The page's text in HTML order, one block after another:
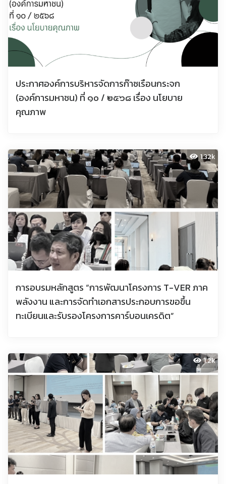
ประกาศองค์การบริหารจัดการก๊าซเรือนกระจก
(องค์การมหาชน) ที่ ๑๐ / ๒๕๖๘ เรื่อง นโยบาย
คุณภาพ
1.32k
การอบรมหลักสูตร “การพัฒนาโครงการ T-VER ภาค
พลังงาน และการจัดทำเอกสารประกอบการขอขึ้น
ทะเบียนและรับรองโครงการคาร์บอนเครดิต”
1.2k